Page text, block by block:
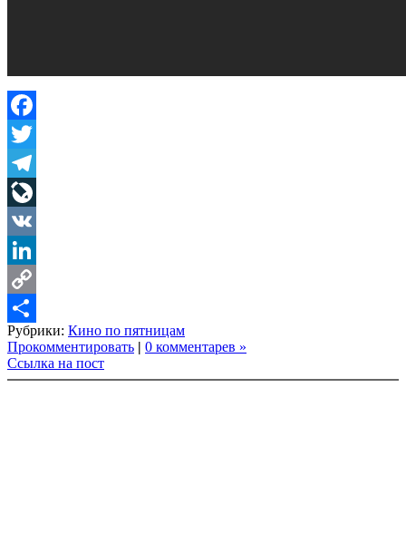
Facebook
Twitter
Telegram
LiveJournal
VK
LinkedIn
Copy
Link
Share
Рубрики: Кино по пятницам
Прокомментировать | 0 комментарев »
Ссылка на пост